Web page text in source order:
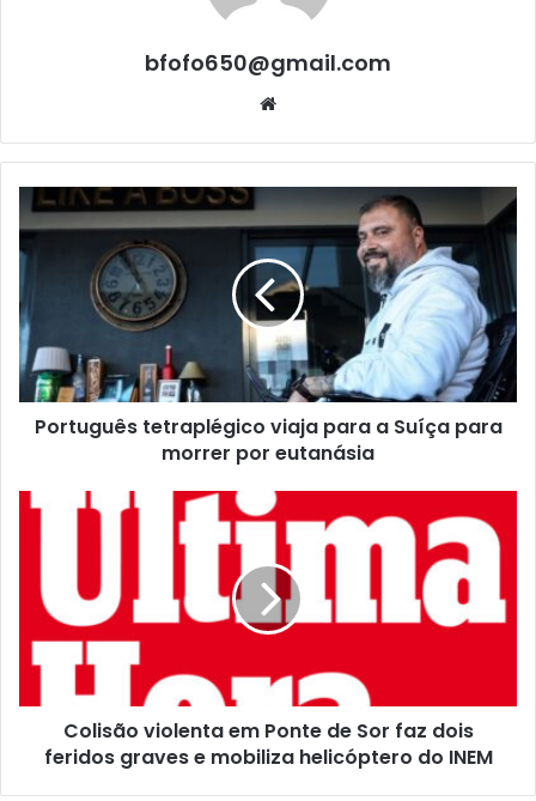
bfofo650@gmail.com
Website
Português tetraplégico viaja para a Suíça para
morrer por eutanásia
Colisão violenta em Ponte de Sor faz dois
feridos graves e mobiliza helicóptero do INEM